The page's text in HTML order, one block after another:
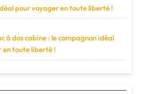
pour voyager en toute liberté !
à dos cabine : le compagnon idéal
en toute liberté !